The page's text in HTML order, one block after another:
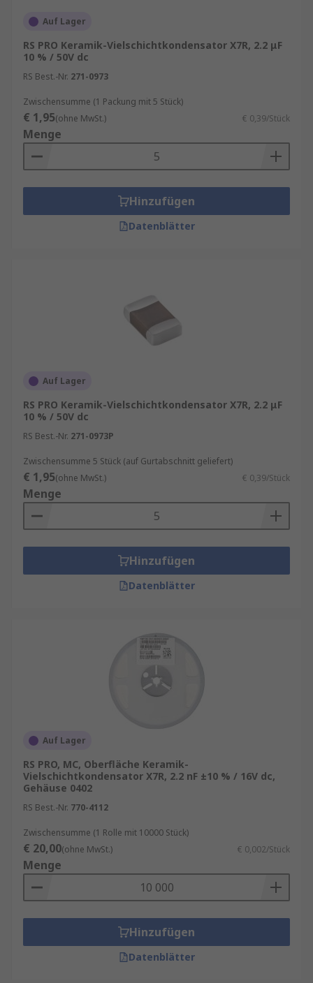
Auf Lager
RS PRO Keramik-Vielschichtkondensator X7R, 2.2 μF
10 % / 50V dc
RS Best.-Nr. 271-0973
Zwischensumme (1 Packung mit 5 Stück)
€ 1,95(ohne MwSt.) € 0,39/Stück
Menge
Hinzufügen
Datenblätter
Auf Lager
RS PRO Keramik-Vielschichtkondensator X7R, 2.2 μF
10 % / 50V dc
RS Best.-Nr. 271-0973P
Zwischensumme 5 Stück (auf Gurtabschnitt geliefert)
€ 1,95(ohne MwSt.) € 0,39/Stück
Menge
Hinzufügen
Datenblätter
Auf Lager
RS PRO, MC, Oberfläche Keramik-
Vielschichtkondensator X7R, 2.2 nF ±10 % / 16V dc,
Gehäuse 0402
RS Best.-Nr. 770-4112
Zwischensumme (1 Rolle mit 10000 Stück)
€ 20,00(ohne MwSt.) € 0,002/Stück
Menge
Hinzufügen
Datenblätter